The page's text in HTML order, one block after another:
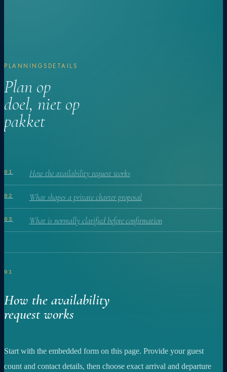
PLANNINGSDETAILS
Plan op
doel, niet op
pakket
01 How the availability request works
02 What shapes a private charter proposal
03 What is normally clarified before confirmation
01
How the availability
request works
Start with the embedded form on this page. Provide your guest
count and contact details, then choose exact arrival and departure